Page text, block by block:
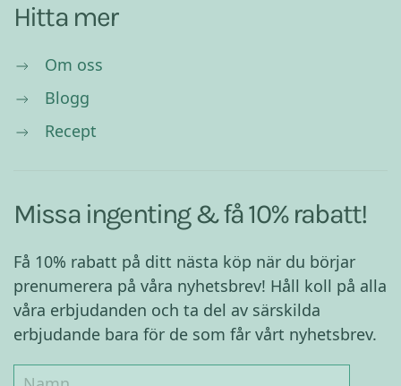
Hitta mer
Om oss
Blogg
Recept
Missa ingenting & få 10% rabatt!
Få 10% rabatt på ditt nästa köp när du börjar
prenumerera på våra nyhetsbrev! Håll koll på alla
våra erbjudanden och ta del av särskilda
erbjudande bara för de som får vårt nyhetsbrev.